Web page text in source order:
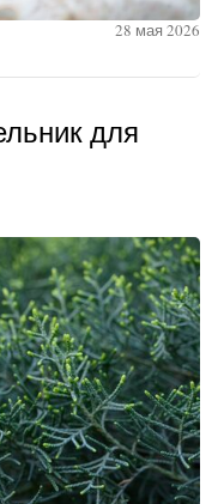
28 мая 2026
для